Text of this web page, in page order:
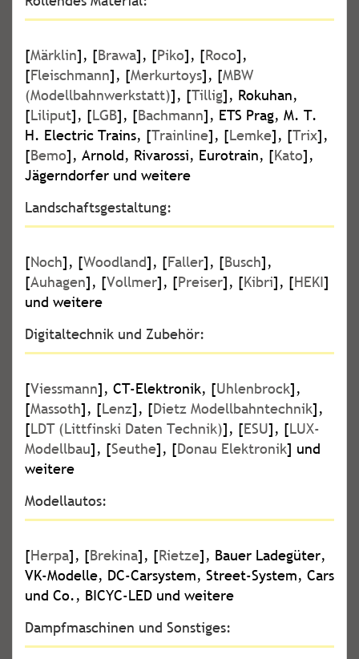
[Märklin], [Brawa], [Piko], [Roco],
[Fleischmann], [Merkurtoys], [MBW
(Modellbahnwerkstatt)], [Tillig], Rokuhan,
[Liliput], [LGB], [Bachmann], ETS Prag, M. T.
H. Electric Trains, [Trainline], [Lemke], [Trix],
[Bemo], Arnold, Rivarossi, Eurotrain, [Kato],
Jägerndorfer und weitere
Landschaftsgestaltung:
[Noch], [Woodland], [Faller], [Busch],
[Auhagen], [Vollmer], [Preiser], [Kibri], [HEKI]
und weitere
Digitaltechnik und Zubehör:
[Viessmann], CT-Elektronik, [Uhlenbrock],
[Massoth], [Lenz], [Dietz Modellbahntechnik],
[LDT (Littfinski Daten Technik)], [ESU], [LUX-
Modellbau], [Seuthe], [Donau Elektronik] und
weitere
Modellautos:
[Herpa], [Brekina], [Rietze], Bauer Ladegüter,
VK-Modelle, DC-Carsystem, Street-System, Cars
und Co., BICYC-LED und weitere
Dampfmaschinen und Sonstiges: